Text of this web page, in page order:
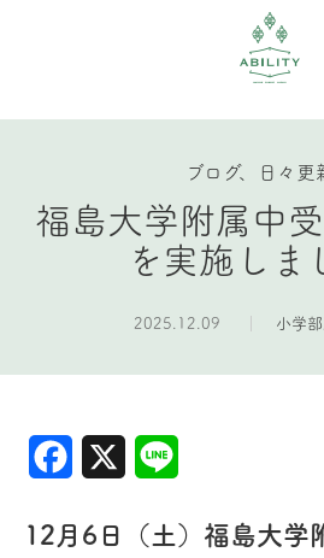
ブログ、日々更
福島大学附属中
を実施しま
2025.12.09 小学部
Facebook
12月6日（土）福島大学